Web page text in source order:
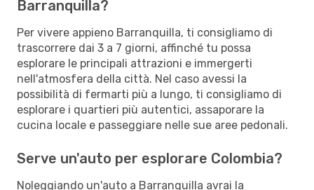
Barranquilla?
Per vivere appieno Barranquilla, ti consigliamo di
trascorrere dai 3 a 7 giorni, affinché tu possa
esplorare le principali attrazioni e immergerti
nell'atmosfera della città. Nel caso avessi la
possibilità di fermarti più a lungo, ti consigliamo di
esplorare i quartieri più autentici, assaporare la
cucina locale e passeggiare nelle sue aree pedonali.
Serve un'auto per esplorare Colombia?
Noleggiando un'auto a Barranquilla avrai la